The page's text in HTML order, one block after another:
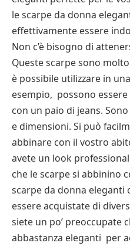
le scarpe da donna
effettivamente essere
Non c’è bisogno di
Queste scarpe sono
è possibile utilizzare in
esempio, possono
con un paio di jeans.
e dimensioni. Si può
abbinare con il vostro
avete un look
che le scarpe si abbinino
scarpe da donna eleganti
essere acquistate di
siete un po’ preoccupate
abbastanza eleganti per